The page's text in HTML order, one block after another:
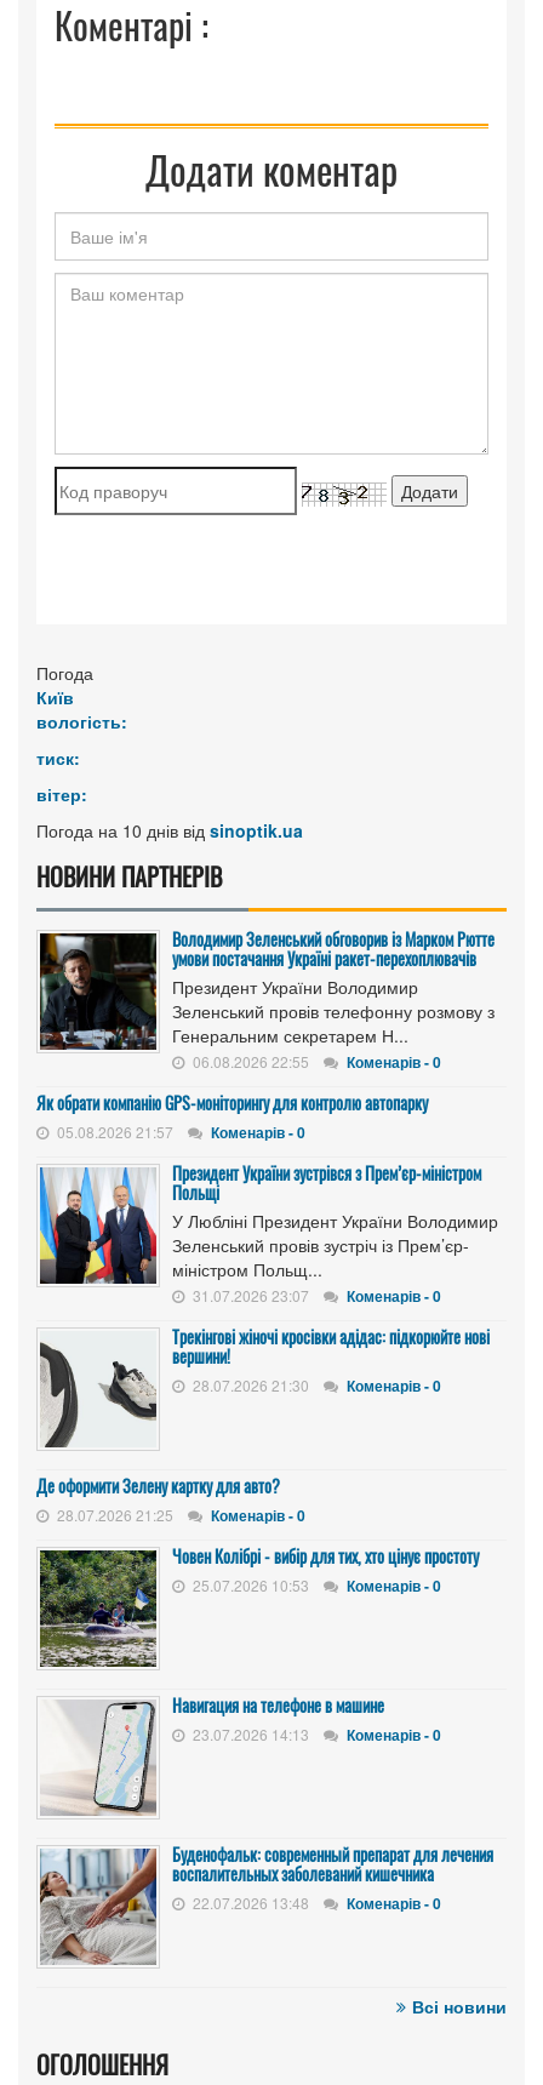
Коментарі :
Додати коментар
Погода
Київ
вологість:
тиск:
вітер:
Погода на 10 днів від sinoptik.ua
НОВИНИ ПАРТНЕРІВ
Володимир Зеленський обговорив із Марком Рютте
умови постачання Україні ракет-перехоплювачів
Президент України Володимир
Зеленський провів телефонну розмову з
Генеральним секретарем Н...
06.08.2026 22:55 Коменарів - 0
Як обрати компанію GPS-моніторингу для контролю автопарку
05.08.2026 21:57 Коменарів - 0
Президент України зустрівся з Прем’єр-міністром
Польщі
У Любліні Президент України Володимир
Зеленський провів зустріч із Прем’єр-
міністром Польщ...
31.07.2026 23:07 Коменарів - 0
Трекінгові жіночі кросівки адідас: підкорюйте нові
вершини!
28.07.2026 21:30 Коменарів - 0
Де оформити Зелену картку для авто?
28.07.2026 21:25 Коменарів - 0
Човен Колібрі - вибір для тих, хто цінує простоту
25.07.2026 10:53 Коменарів - 0
Навигация на телефоне в машине
23.07.2026 14:13 Коменарів - 0
Буденофальк: современный препарат для лечения
воспалительных заболеваний кишечника
22.07.2026 13:48 Коменарів - 0
Всі новини
ОГОЛОШЕННЯ